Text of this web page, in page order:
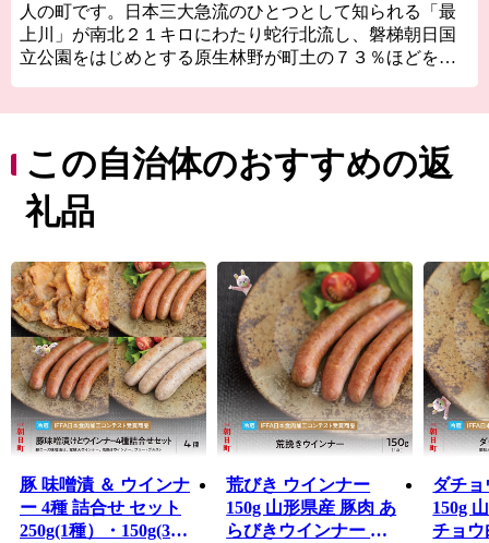
人の町です。日本三大急流のひとつとして知られる「最
上川」が南北２１キロにわたり蛇行北流し、磐梯朝日国
立公園をはじめとする原生林野が町土の７３％ほどを占
シンボルとなっています。そのほかにも、良質なブドウ
からつくられるワインなど誇れる宝がたくさんあり、町
民一人ひとりが誠実な営みを続けています。
小さい町ながら、農業をはじめ、観光や教育など、まだ
町の「これから」をぜひふるさと納税寄付で応援してく
ださい。ステキな田舎の未来を一緒につくりましょう。
この自治体のおすすめの返
礼品
豚 味噌漬 ＆ ウインナ
ー 4種 詰合せ セット
250g(1種）・150g(3
荒びき ウインナー
150g 山形県産 豚肉 あ
らびきウインナー 山
ダチ
150g
チョウ